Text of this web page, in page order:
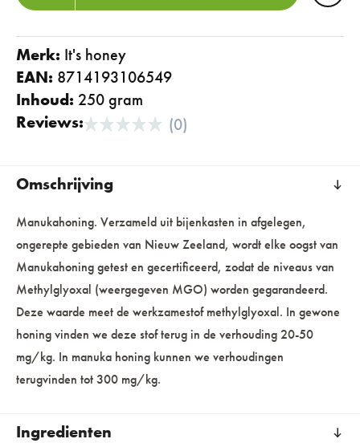
Merk: it's honey
EAN: 8714193106549
Inhoud: 250 gram
Reviews:
(0)
Omschrijving
Manukahoning. Verzameld uit bijenkasten in afgelegen,
ongerepte gebieden van Nieuw Zeeland, wordt elke oogst van
Manukahoning getest en gecertificeerd, zodat de niveaus van
Methylglyoxal (weergegeven MGO) worden gegarandeerd.
Deze waarde meet de werkzamestof methylglyoxal. In gewone
honing vinden we deze stof terug in de verhouding 20-50
mg/kg. In manuka honing kunnen we verhoudingen
terugvinden tot 300 mg/kg.
Ingredienten